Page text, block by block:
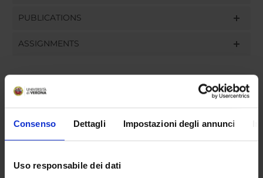
Consenso Dettagli Impostazioni degli annunci
Uso responsabile dei dati
PUBLICATIONS
ASSIGNMENTS
ORGANISATION